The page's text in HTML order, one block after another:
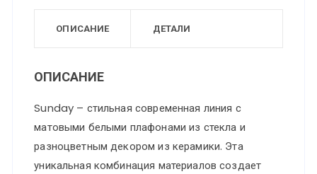
7*40W
ОПИСАНИЕ ДЕТАЛИ
ОПИСАНИЕ
Sunday – стильная современная линия с
матовыми белыми плафонами из стекла и
разноцветным декором из керамики. Эта
уникальная комбинация материалов создает